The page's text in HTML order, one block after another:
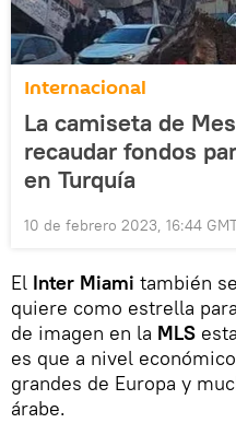
Internacional
La camiseta de
recaudar fondos
en Turquía
10 de febrero 2023, 16:44
El Inter Miami también
quiere como estrella
de imagen en la MLS
es que a nivel
grandes de Europa y
árabe.